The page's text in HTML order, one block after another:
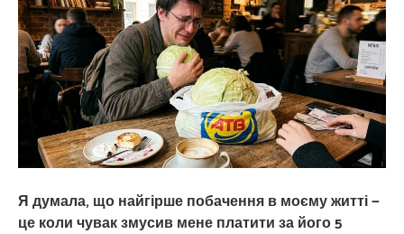
Я думала, що найгірше побачення в моєму житті —
це коли чувак змусив мене платити за його 5